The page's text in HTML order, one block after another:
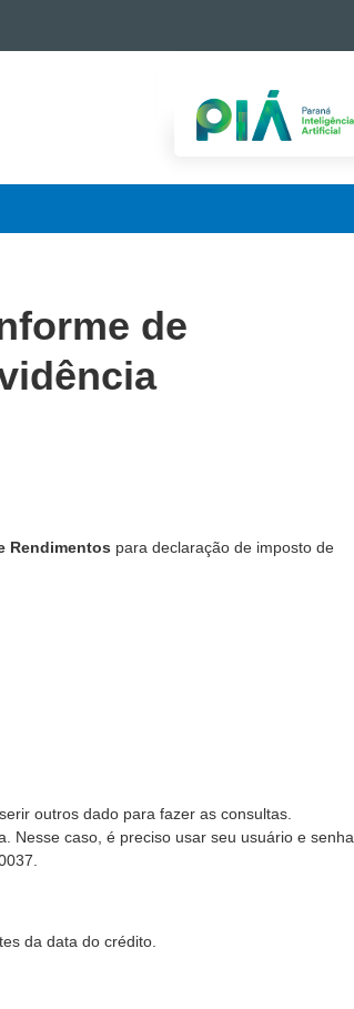
de
Rendimentos para declaração de imposto de
outros dado para fazer as consultas.
Nesse caso, é preciso usar seu usuário e senha.
da data do crédito.